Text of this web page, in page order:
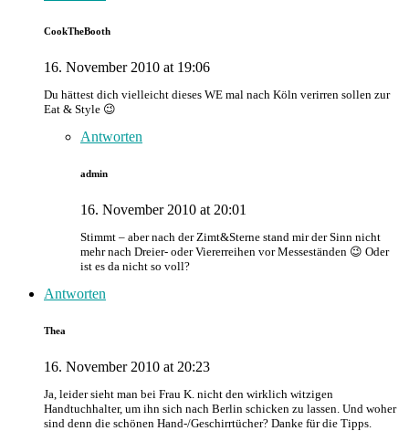
CookTheBooth
16. November 2010 at 19:06
Du hättest dich vielleicht dieses WE mal nach Köln verirren sollen zur
Eat & Style 😉
Antworten
admin
16. November 2010 at 20:01
Stimmt – aber nach der Zimt&Sterne stand mir der Sinn nicht
mehr nach Dreier- oder Viererreihen vor Messeständen 😉 Oder
ist es da nicht so voll?
Antworten
Thea
16. November 2010 at 20:23
Ja, leider sieht man bei Frau K. nicht den wirklich witzigen
Handtuchhalter, um ihn sich nach Berlin schicken zu lassen. Und woher
sind denn die schönen Hand-/Geschirrtücher? Danke für die Tipps.